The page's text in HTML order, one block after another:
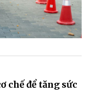
chế để tăng sức